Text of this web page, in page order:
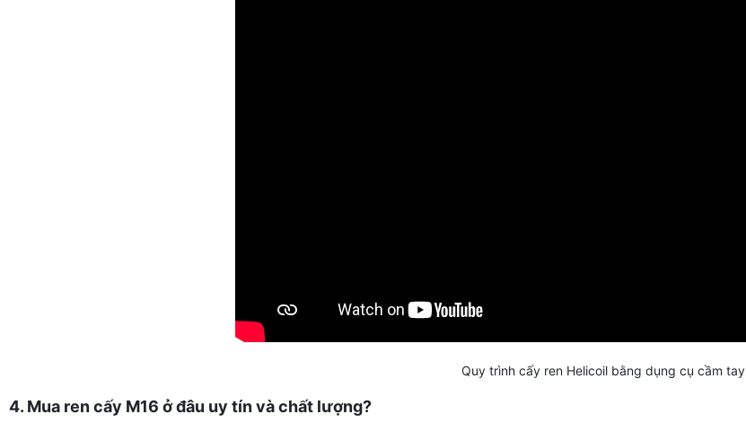
Quy trình cấy ren Helicoil bằng dụng cụ cầm tay
4. Mua ren cấy M16 ở đâu uy tín và chất lượng?